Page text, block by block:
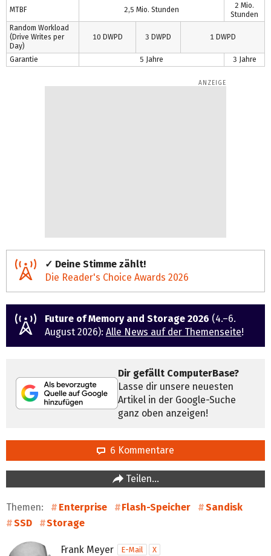
MTBF 2,5 Mio. Stunden
2 Mio.
Stunden
Random Workload
(Drive Writes per
Day)
10 DWPD 3 DWPD 1 DWPD
Garantie 5 Jahre 3 Jahre
✓ Deine Stimme zählt!
Die Reader's Choice Awards 2026
Future of Memory and Storage 2026 (4.–6.
August 2026): Alle News auf der Themenseite!
Dir gefällt ComputerBase?
Lasse dir unsere neuesten
Artikel in der Google-Suche
ganz oben anzeigen!
6 Kommentare
Teilen…
Themen: Enterprise Flash-Speicher
Sandisk
SSD
Storage
Frank Meyer E-Mail
X